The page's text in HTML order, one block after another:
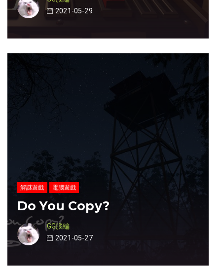
2021-05-29
解謎遊戲 電腦遊戲
Do You Copy?
GG腦編
2021-05-27